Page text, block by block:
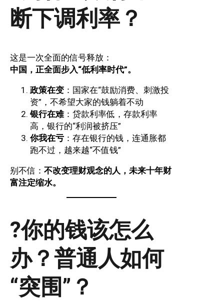
断下调利率？
这是一次全面的信号释放：
中国，正全面步入“低利率时代”。
政策在变 ：国家在“鼓励消费、刺激投
资”，不希望大家的钱躺着不动
银行在难：贷款利率低，存款利率
高，银行的“利润被挤压”
你我在亏 ：存在银行的钱，连通胀都
跑不过，越来越“不值钱”
别不信： 不改变理财观念的人，未来十年财
富注定缩水。
?你的钱该怎么
办？普通人如何
“突围”？